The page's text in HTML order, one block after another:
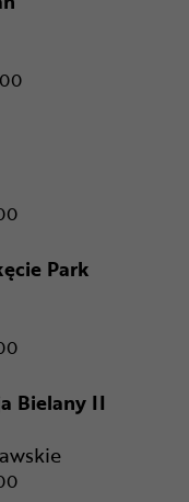
- M1 Poznań
Park
- CH Okęcie
Bielany II